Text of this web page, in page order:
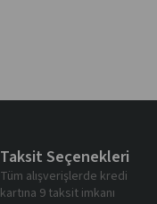
Taksit Seçenekleri
Tüm alışverişlerde kredi
kartına 9 taksit imkanı